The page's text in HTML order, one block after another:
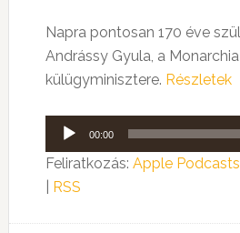
Napra pontosan 170 éve
Andrássy Gyula, a
külügyminisztere. Részletek
Audió
lejátszó
00:00
Feliratkozás: Apple Podcasts
RSS